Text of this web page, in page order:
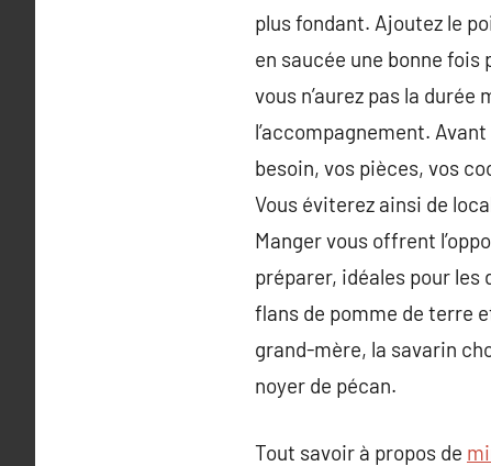
plus fondant. Ajoutez le
en saucée une bonne
vous n’aurez pas la
l’accompagnement.
besoin, vos pièces, vos
Vous éviterez ainsi de
Manger vous offrent
préparer, idéales pour les
flans de pomme de terre
grand-mère, la savarin
noyer de pécan.
Tout savoir à propos de